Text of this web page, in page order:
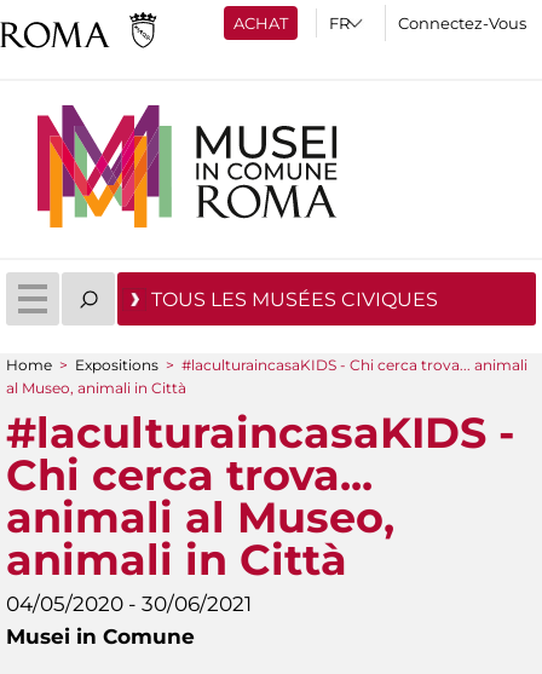
ACHAT Connectez-Vous
TOUS LES MUSÉES CIVIQUES
You are here
Home > Expositions > #laculturaincasaKIDS - Chi cerca trova... animali
al Museo, animali in Città
#laculturaincasaKIDS -
Chi cerca trova...
animali al Museo,
animali in Città
04/05/2020 - 30/06/2021
Musei in Comune